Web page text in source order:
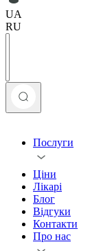
UA
RU
Послуги
Ціни
Лікарі
Блог
Відгуки
Контакти
Про нас